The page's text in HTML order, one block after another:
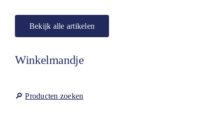
Bekijk alle artikelen
Winkelmandje
🔎Producten zoeken